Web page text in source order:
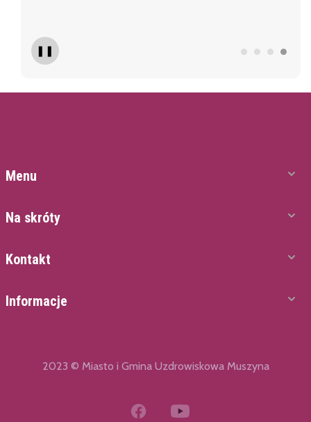
❚❚
Menu
Na skróty
Kontakt
Informacje
2023 © Miasto i Gmina Uzdrowiskowa Muszyna